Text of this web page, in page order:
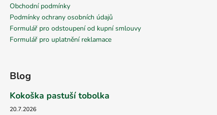
Obchodní podmínky
Podmínky ochrany osobních údajů
Formulář pro odstoupení od kupní smlouvy
Formulář pro uplatnění reklamace
Blog
Kokoška pastuší tobolka
20.7.2026